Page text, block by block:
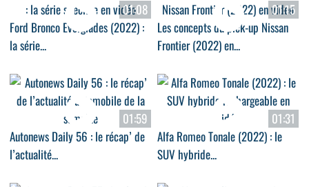
01:08
Ford Bronco Everglades (2022) :
la série...
01:15
Les concepts du pick-up Nissan
Frontier (2022) en...
01:59
Autonews Daily 56 : le récap’ de
l’actualité...
01:31
Alfa Romeo Tonale (2022) : le
SUV hybride...